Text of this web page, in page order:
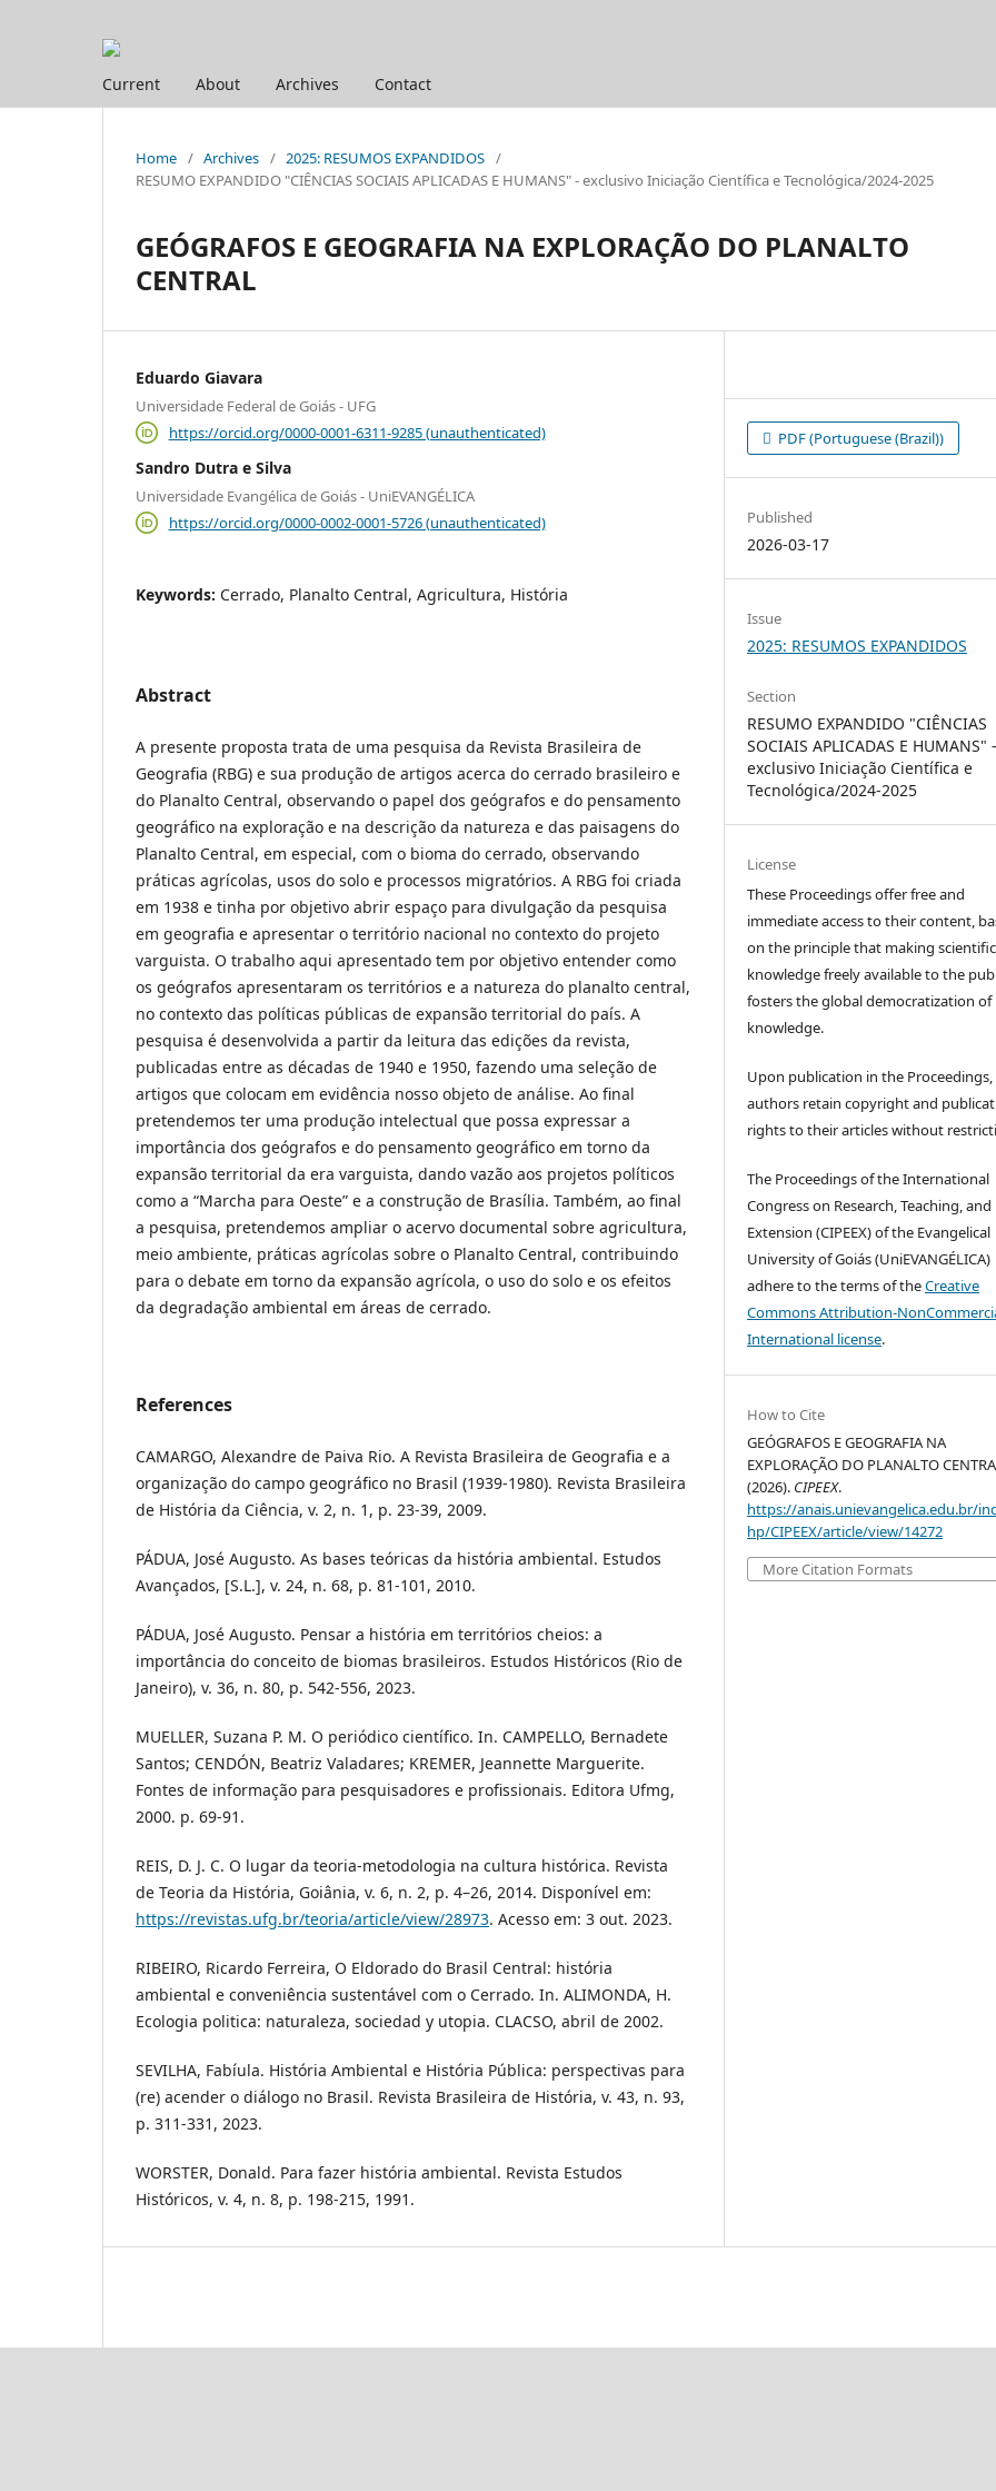
Current About Archives Contact
Home / Archives / 2025: RESUMOS EXPANDIDOS /
RESUMO EXPANDIDO "CIÊNCIAS SOCIAIS APLICADAS E HUMANS" - exclusivo Iniciação Científica e Tecnológica/2024-2025
GEÓGRAFOS E GEOGRAFIA NA EXPLORAÇÃO DO PLANALTO
CENTRAL
Eduardo Giavara
Universidade Federal de Goiás - UFG
https://orcid.org/0000-0001-6311-9285 (unauthenticated)
Sandro Dutra e Silva
Universidade Evangélica de Goiás - UniEVANGÉLICA
https://orcid.org/0000-0002-0001-5726 (unauthenticated)
Keywords: Cerrado, Planalto Central, Agricultura, História
Abstract
A presente proposta trata de uma pesquisa da Revista Brasileira de
Geografia (RBG) e sua produção de artigos acerca do cerrado brasileiro e
do Planalto Central, observando o papel dos geógrafos e do pensamento
geográfico na exploração e na descrição da natureza e das paisagens do
Planalto Central, em especial, com o bioma do cerrado, observando
práticas agrícolas, usos do solo e processos migratórios. A RBG foi criada
em 1938 e tinha por objetivo abrir espaço para divulgação da pesquisa
em geografia e apresentar o território nacional no contexto do projeto
varguista. O trabalho aqui apresentado tem por objetivo entender como
os geógrafos apresentaram os territórios e a natureza do planalto central,
no contexto das políticas públicas de expansão territorial do país. A
pesquisa é desenvolvida a partir da leitura das edições da revista,
publicadas entre as décadas de 1940 e 1950, fazendo uma seleção de
artigos que colocam em evidência nosso objeto de análise. Ao final
pretendemos ter uma produção intelectual que possa expressar a
importância dos geógrafos e do pensamento geográfico em torno da
expansão territorial da era varguista, dando vazão aos projetos políticos
como a “Marcha para Oeste” e a construção de Brasília. Também, ao final
a pesquisa, pretendemos ampliar o acervo documental sobre agricultura,
meio ambiente, práticas agrícolas sobre o Planalto Central, contribuindo
para o debate em torno da expansão agrícola, o uso do solo e os efeitos
da degradação ambiental em áreas de cerrado.
References
CAMARGO, Alexandre de Paiva Rio. A Revista Brasileira de Geografia e a
organização do campo geográfico no Brasil (1939-1980). Revista Brasileira
de História da Ciência, v. 2, n. 1, p. 23-39, 2009.
PÁDUA, José Augusto. As bases teóricas da história ambiental. Estudos
Avançados, [S.L.], v. 24, n. 68, p. 81-101, 2010.
PÁDUA, José Augusto. Pensar a história em territórios cheios: a
importância do conceito de biomas brasileiros. Estudos Históricos (Rio de
Janeiro), v. 36, n. 80, p. 542-556, 2023.
MUELLER, Suzana P. M. O periódico científico. In. CAMPELLO, Bernadete
Santos; CENDÓN, Beatriz Valadares; KREMER, Jeannette Marguerite.
Fontes de informação para pesquisadores e profissionais. Editora Ufmg,
2000. p. 69-91.
REIS, D. J. C. O lugar da teoria-metodologia na cultura histórica. Revista
de Teoria da História, Goiânia, v. 6, n. 2, p. 4–26, 2014. Disponível em:
https://revistas.ufg.br/teoria/article/view/28973. Acesso em: 3 out. 2023.
RIBEIRO, Ricardo Ferreira, O Eldorado do Brasil Central: história
ambiental e conveniência sustentável com o Cerrado. In. ALIMONDA, H.
Ecologia politica: naturaleza, sociedad y utopia. CLACSO, abril de 2002.
SEVILHA, Fabíula. História Ambiental e História Pública: perspectivas para
(re) acender o diálogo no Brasil. Revista Brasileira de História, v. 43, n. 93,
p. 311-331, 2023.
WORSTER, Donald. Para fazer história ambiental. Revista Estudos
Históricos, v. 4, n. 8, p. 198-215, 1991.
PDF (Portuguese (Brazil))
Published
2026-03-17
Issue
2025: RESUMOS EXPANDIDOS
Section
RESUMO EXPANDIDO "CIÊNCIAS
SOCIAIS APLICADAS E HUMANS" -
exclusivo Iniciação Científica e
Tecnológica/2024-2025
License
These Proceedings offer free and
immediate access to their content,
on the principle that making scientific
knowledge freely available to the
fosters the global democratization of
knowledge.
Upon publication in the Proceedings,
authors retain copyright and
rights to their articles without
The Proceedings of the International
Congress on Research, Teaching, and
Extension (CIPEEX) of the Evangelical
University of Goiás (UniEVANGÉLICA)
adhere to the terms of theCreative
Commons Attribution-
International license.
How to Cite
GEÓGRAFOS E GEOGRAFIA NA
EXPLORAÇÃO DO PLANALTO
(2026). CIPEEX.
https://anais.unievangelica.edu.br/
hp/CIPEEX/article/view/14272
More Citation Formats